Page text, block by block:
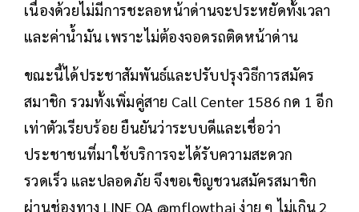
เนื่องด้วยไม่มีการชะลอหน้าด่านจะประหยัดทั้งเวลา
และค่าน้ำมัน เพราะไม่ต้องจอดรถติดหน้าด่าน
ขณะนี้ได้ประชาสัมพันธ์และปรับปรุงวิธีการสมัคร
สมาชิก รวมทั้งเพิ่มคู่สาย Call Center 1586 กด 1 อีก
เท่าตัวเรียบร้อย ยืนยันว่าระบบดีและเชื่อว่า
ประชาชนที่มาใช้บริการจะได้รับความสะดวก
รวดเร็ว และปลอดภัย จึงขอเชิญชวนสมัครสมาชิก
ผ่านช่องทาง LINE OA @mflowthai ง่าย ๆ ไม่เกิน 2